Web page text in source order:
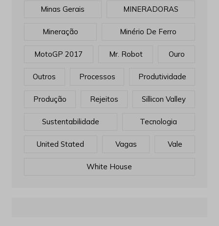
Minas Gerais MINERADORAS
Mineração Minério De Ferro
MotoGP 2017 Mr. Robot Ouro
Outros Processos Produtividade
Produção Rejeitos Sillicon Valley
Sustentabilidade Tecnologia
United Stated Vagas Vale
White House